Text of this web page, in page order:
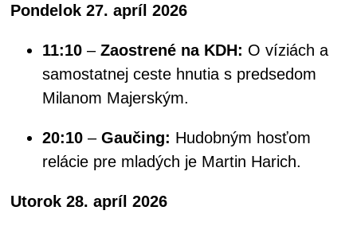
Pondelok 27. apríl 2026
11:10 – Zaostrené na KDH: O víziách a
samostatnej ceste hnutia s predsedom
Milanom Majerským.
20:10 – Gaučing: Hudobným hosťom
relácie pre mladých je Martin Harich.
Utorok 28. apríl 2026